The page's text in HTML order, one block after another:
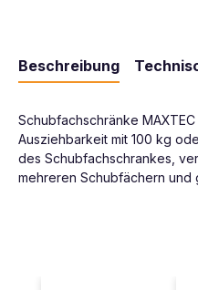
Beschreibung
Schubfachschränke
Ausziehbarkeit mit 100 kg
des Schubfachschrankes,
mehreren Schubfächern und